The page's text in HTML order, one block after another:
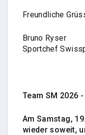
Freundliche
Bruno Ryser
Sportchef
Team SM 2026
Am Samstag, 19
wieder soweit,